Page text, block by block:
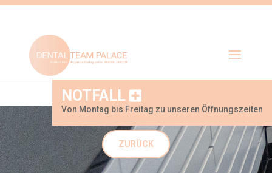
NOTFALL
Von Montag bis Freitag zu unseren Öffnungszeiten
ZURÜCK